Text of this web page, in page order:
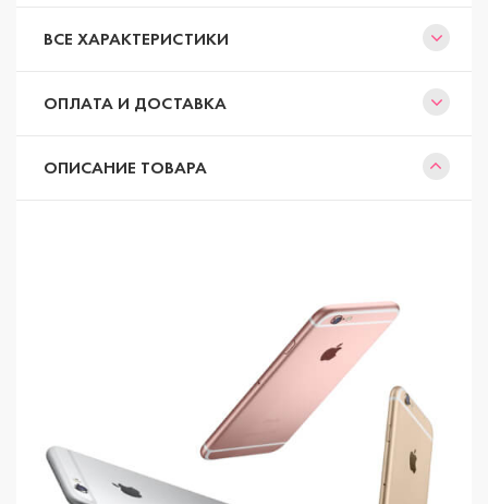
ВСЕ ХАРАКТЕРИСТИКИ
ОПЛАТА И ДОСТАВКА
ОПИСАНИЕ ТОВАРА